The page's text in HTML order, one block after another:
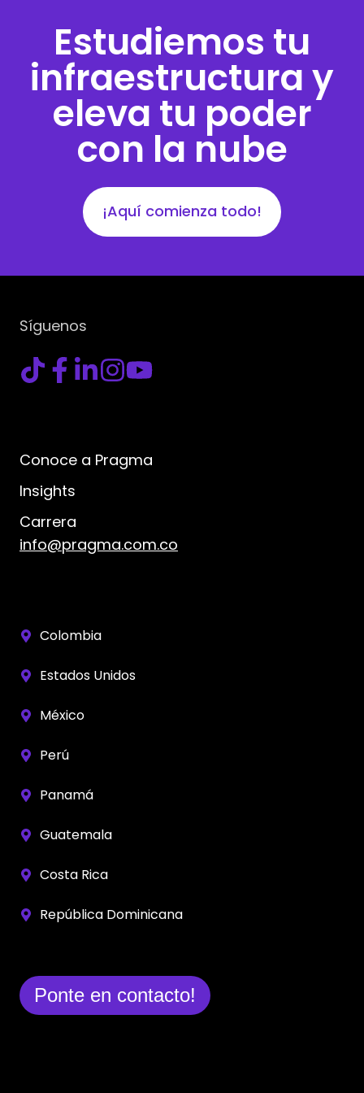
Estudiemos tu
infraestructura y
eleva tu poder
con la nube
¡Aquí comienza todo!
Síguenos
Conoce a Pragma
Insights
Carrera
info@pragma.com.co
Colombia
Estados Unidos
México
Perú
Panamá
Guatemala
Costa Rica
República Dominicana
Ponte en contacto!